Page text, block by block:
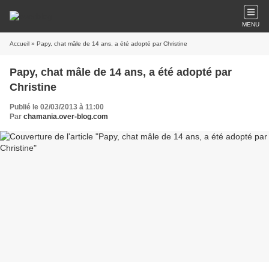
MENU
Accueil » Papy, chat mâle de 14 ans, a été adopté par Christine
Papy, chat mâle de 14 ans, a été adopté par
Christine
Publié le 02/03/2013 à 11:00
Par chamania.over-blog.com